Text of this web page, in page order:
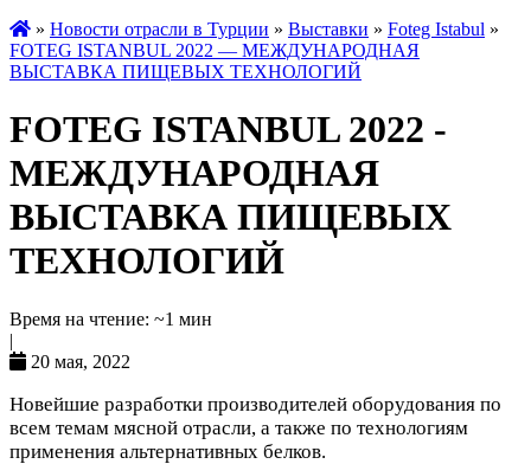
» Новости отрасли в Турции » Выставки » Foteg Istabul »
FOTEG ISTANBUL 2022 — МЕЖДУНАРОДНАЯ
ВЫСТАВКА ПИЩЕВЫХ ТЕХНОЛОГИЙ
FOTEG ISTANBUL 2022 -
МЕЖДУНАРОДНАЯ
ВЫСТАВКА ПИЩЕВЫХ
ТЕХНОЛОГИЙ
Время на чтение: ~1 мин
|
20 мая, 2022
Новейшие разработки производителей оборудования по
всем темам мясной отрасли, а также по технологиям
применения альтернативных белков.